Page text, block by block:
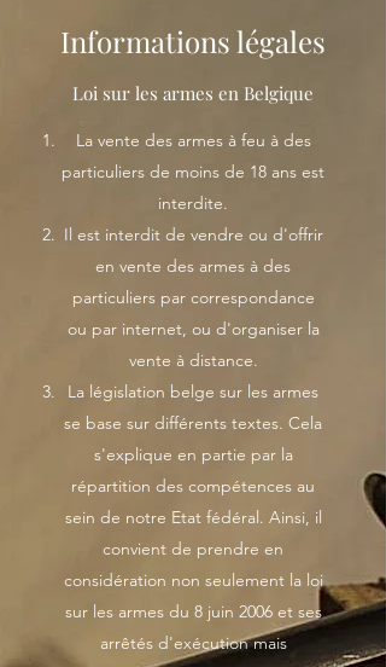
Informations légales
Loi sur les armes en Belgique
La vente des armes à feu à des
particuliers de moins de 18 ans est
interdite.
Il est interdit de vendre ou d'offrir
en vente des armes à des
particuliers par correspondance
ou par internet, ou d'organiser la
vente à distance.
La législation belge sur les armes
se base sur différents textes. Cela
s'explique en partie par la
répartition des compétences au
sein de notre Etat fédéral. Ainsi, il
convient de prendre en
considération non seulement la loi
sur les armes du 8 juin 2006 et ses
arrêtés d'exécution mais